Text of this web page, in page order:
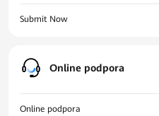
Submit Now
Online podpora
Online podpora